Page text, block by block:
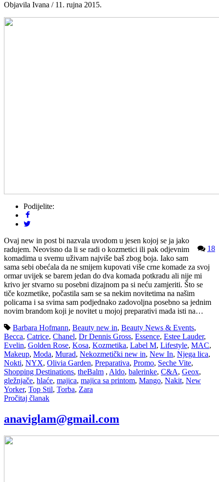
Objavila Ivana / 11. rujna 2015.
Podijelite:
18
Ovaj new in post bi nazvala uvodom u jesen kojoj se ja jako
radujem. Neovisno da li se radi o kozmetici ili pak odjevnim
komadima u svemu uživam najviše baš zbog boja. Iako sam
sama sebi obećala da ne smijem kupovati više crne komade za svoj
ormar uvijek se barem jedan do dva komada potkradu ali nije mi
krivo jer stvarno su posebni dizajnom pa si neću zamjeriti. Što se
tiče kozmetike, počastila sam se sa nekim novitetima na našim
policama i sa svima sam podjednako zadovoljna posebno sa jednim
novim brandom koji je novitet u mojoj preparativi mada isti na…
Barbara Hofmann, Beauty new in, Beauty News & Events,
Becca, Catrice, Chanel, Dr Dennis Gross, Essence, Estee Lauder,
Evelin, Golden Rose, Kosa, Kozmetika, Label M, Lifestyle, MAC,
Makeup, Moda, Murad, Nekozmetički new in, New In, Njega lica,
Nokti, NYX, Olivia Garden, Preparativa, Promo, Seche Vite,
Shopping Destinations, theBalm , Aldo, balerinke, C&A, Geox,
gležnjače, hlaće, majica, majica sa printom, Mango, Nakit, New
Yorker, Top Stil, Torba, Zara
Pročitaj članak
anaviglam@gmail.com